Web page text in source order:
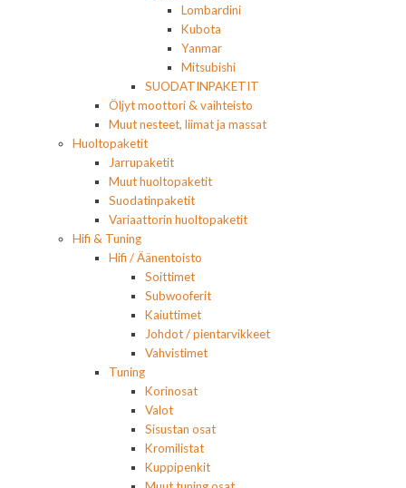
Lombardini
Kubota
Yanmar
Mitsubishi
SUODATINPAKETIT
Öljyt moottori & vaihteisto
Muut nesteet, liimat ja massat
Huoltopaketit
Jarrupaketit
Muut huoltopaketit
Suodatinpaketit
Variaattorin huoltopaketit
Hifi & Tuning
Hifi / Äänentoisto
Soittimet
Subwooferit
Kaiuttimet
Johdot / pientarvikkeet
Vahvistimet
Tuning
Korinosat
Valot
Sisustan osat
Kromilistat
Kuppipenkit